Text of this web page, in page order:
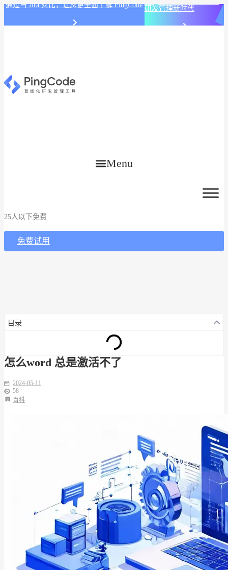
通过与 Jira 对比，让您更全面了解 PingCode 研发管理新时代
Menu
25人以下免费
免费试用
目录
怎么word 总是激活不了
2024-05-11
58
百科